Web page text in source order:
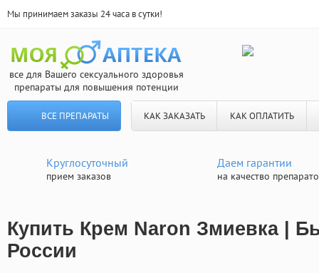
Мы принимаем заказы 24 часа в сутки!
все для Вашего сексуального здоровья
препараты для повышения потенции
ВСЕ ПРЕПАРАТЫ КАК ЗАКАЗАТЬ КАК ОПЛАТИТЬ
Круглосуточный
прием заказов
Даем гарантии
на качество
Купить Крем Naron Змиевка |
России